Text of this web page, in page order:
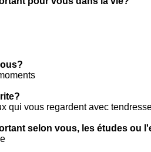
qui vous regardent avec
selon vous, les études ou